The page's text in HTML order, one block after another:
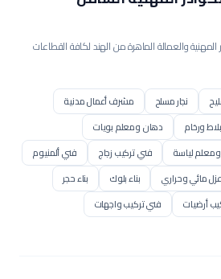
المهنية والعمالة الماهرة من الهند لكافة القطاعات
نجار مسلح
مشرف أعمال مدنية
ورخام
دهان ومعلم بويات
لياسة فني تركيب زجاج
فني ألمنيوم
مائي وحراري بناء بلوك
بناء حجر
أرضيات
فني تركيب واجهات